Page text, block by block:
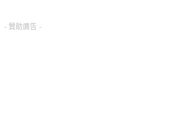
- 贊助廣告 -